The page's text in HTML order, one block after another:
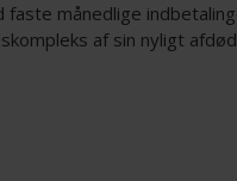
faste månedlige
af sin nyligt